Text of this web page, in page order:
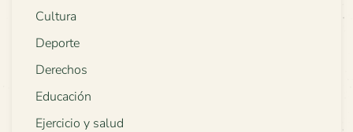
Cultura
Deporte
Derechos
Educación
Ejercicio y salud